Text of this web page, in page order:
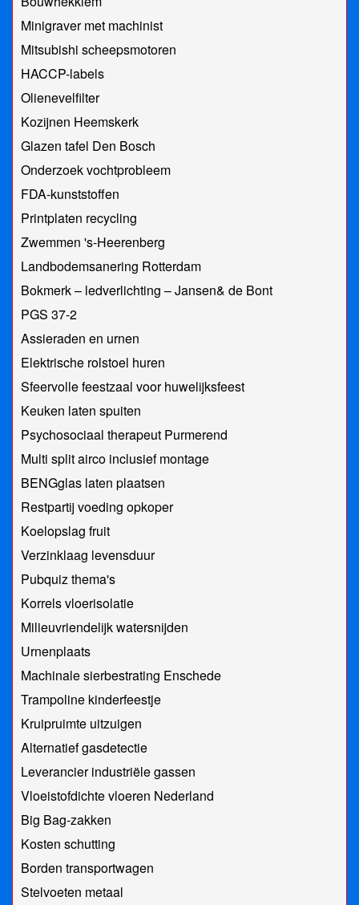
Minigraver met machinist
Mitsubishi scheepsmotoren
HACCP-labels
Olienevelfilter
Kozijnen Heemskerk
Glazen tafel Den Bosch
Onderzoek vochtprobleem
FDA-kunststoffen
Printplaten recycling
Zwemmen 's-Heerenberg
Landbodemsanering Rotterdam
Bokmerk – ledverlichting – Jansen& de Bont
PGS 37-2
Assieraden en urnen
Elektrische rolstoel huren
Sfeervolle feestzaal voor huwelijksfeest
Keuken laten spuiten
Psychosociaal therapeut Purmerend
Multi split airco inclusief montage
BENGglas laten plaatsen
Restpartij voeding opkoper
Koelopslag fruit
Verzinklaag levensduur
Pubquiz thema's
Korrels vloerisolatie
Milieuvriendelijk watersnijden
Urnenplaats
Machinale sierbestrating Enschede
Trampoline kinderfeestje
Kruipruimte uitzuigen
Alternatief gasdetectie
Leverancier industriële gassen
Vloeistofdichte vloeren Nederland
Big Bag-zakken
Kosten schutting
Borden transportwagen
Stelvoeten metaal